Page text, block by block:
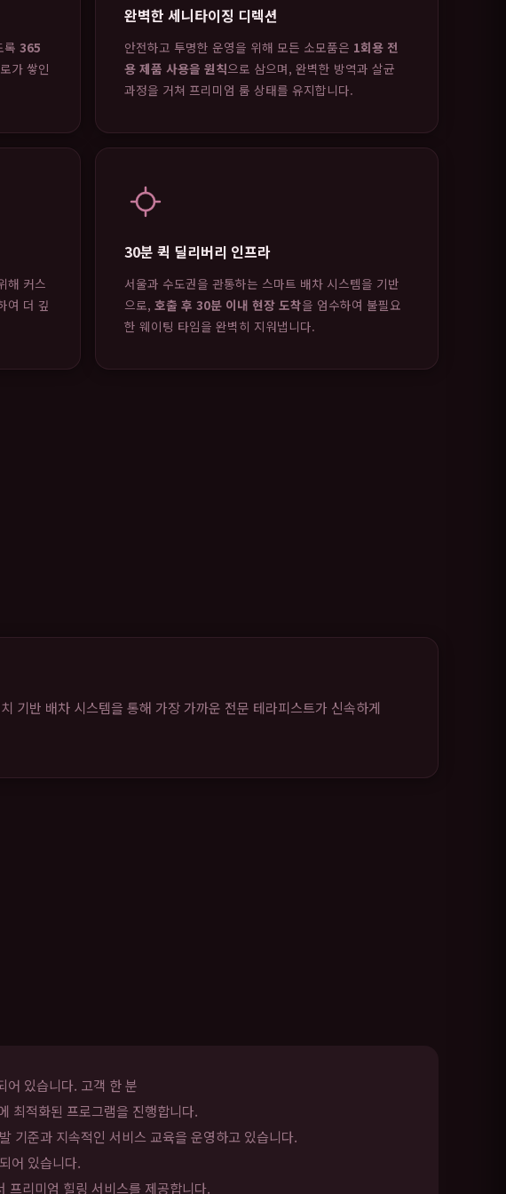
록 365
가 쌓인
완벽한 세니타이징 디렉션
안전하고 투명한 운영을 위해 모든 소모품은 1회용 전
용 제품 사용을 원칙으로 삼으며, 완벽한 방역과 살균
과정을 거쳐 프리미엄 룸 상태를 유지합니다.
해 커스
여 더 깊
30분 퀵 딜리버리 인프라
서울과 수도권을 관통하는 스마트 배차 시스템을 기반
으로,호출 후 30분 이내 현장 도착을 엄수하여 불필요
한 웨이팅 타임을 완벽히 지워냅니다.
기반 배차 시스템을 통해 가장 가까운 전문 테라피스트가 신속하게
어 있습니다. 고객 한 분
최적화된 프로그램을 진행합니다.
기준과 지속적인 서비스 교육을 운영하고 있습니다.
어 있습니다.
프리미엄 힐링 서비스를 제공합니다.